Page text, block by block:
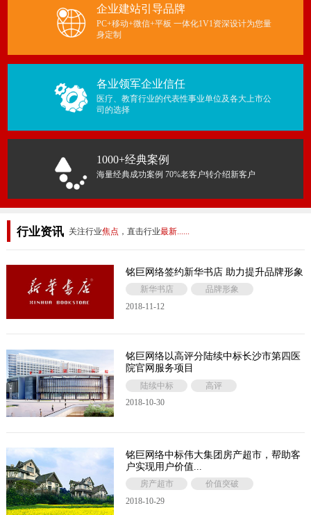
企业建站引导品牌
PC+移动+微信+平板 一体化1V1资深设计为您量
身定制
各业领军企业信任
医疗、教育行业的代表性事业单位及各大上市公
司的选择
1000+经典案例
海量经典成功案例 70%老客户转介绍新客户
行业资讯 关注行业焦点 ，直击行业最新......
铭巨网络签约新华书店 助力提升品牌形象
新华书店
品牌形象
2018-11-12
铭巨网络以高评分陆续中标长沙市第四医
院官网服务项目
陆续中标
高评
2018-10-30
铭巨网络中标伟大集团房产超市，帮助客
户实现用户价值...
房产超市
价值突破
2018-10-29